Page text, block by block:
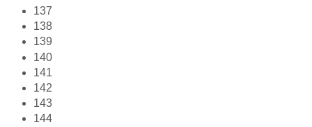
137
138
139
140
141
142
143
144